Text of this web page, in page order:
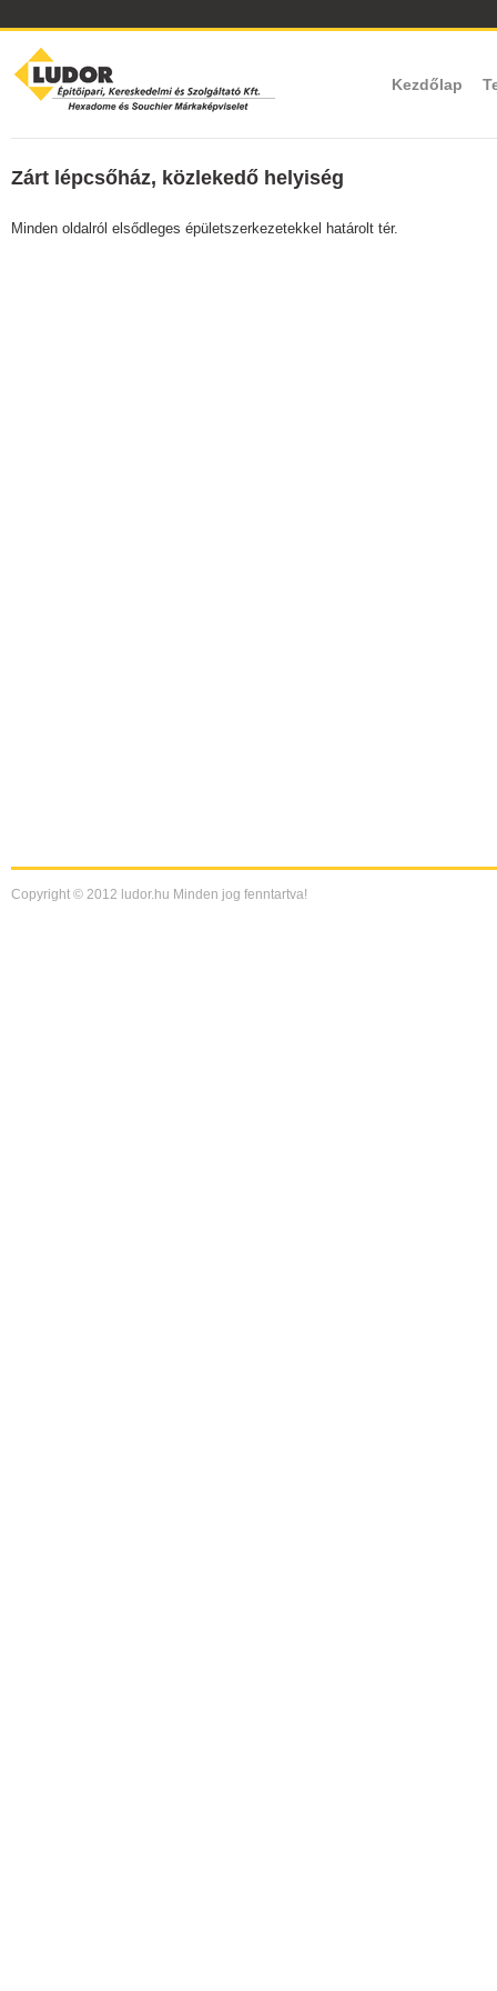
Kezdőlap
Zárt lépcsőház, közlekedő helyiség
Minden oldalról elsődleges épületszerkezetekkel határolt tér.
Copyright © 2012 ludor.hu Minden jog fenntartva!